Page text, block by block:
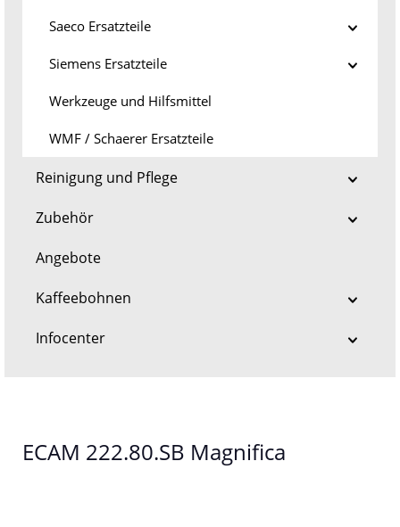
Saeco Ersatzteile
Siemens Ersatzteile
Werkzeuge und Hilfsmittel
WMF / Schaerer Ersatzteile
Reinigung und Pflege
Zubehör
Angebote
Kaffeebohnen
Infocenter
ECAM 222.80.SB Magnifica